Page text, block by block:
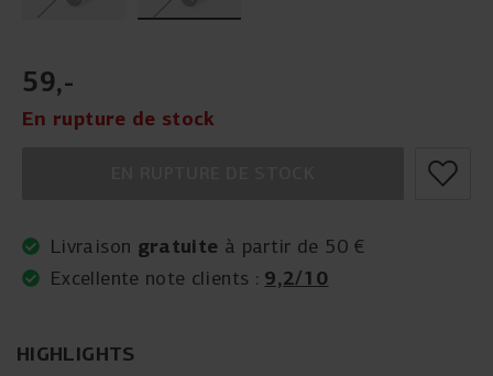
HIGHLIGHTS
59,-
En rupture de stock
Livraison gratuite à partir de 50 €
Excellente note clients : 9,2/10